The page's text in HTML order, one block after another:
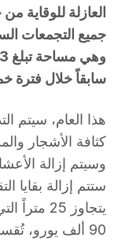
العازلة للوقاية
جميع التجمعات
سابقاً خلال
كثافة الأشجار
وسيتم إزالة
ستتم إزالة بقايا
يتجاوز
90 ألف يورو، تُقسم على ثلاث دفعات سنوية.